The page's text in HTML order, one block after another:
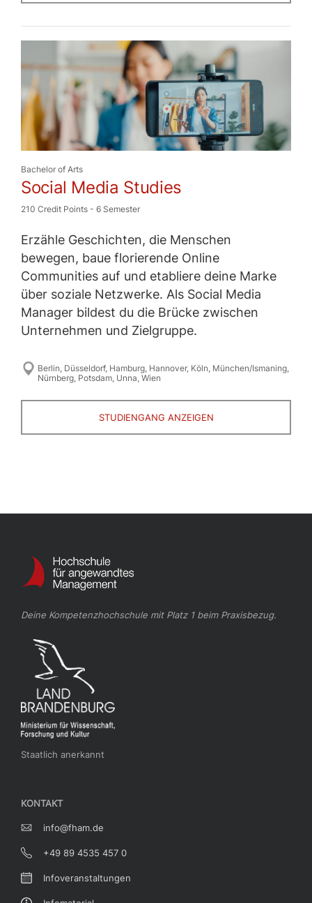
Bachelor of Arts
Social Media Studies
210 Credit Points- 6 Semester
Erzähle Geschichten, die Menschen
bewegen, baue florierende Online
Communities auf und etabliere deine Marke
über soziale Netzwerke. Als Social Media
Manager bildest du die Brücke zwischen
Unternehmen und Zielgruppe.
Berlin, Düsseldorf, Hamburg, Hannover, Köln, München/Ismaning,
Nürnberg, Potsdam, Unna, Wien
STUDIENGANG ANZEIGEN
Deine Kompetenzhochschule mit Platz 1 beim Praxisbezug.
Staatlich anerkannt
KONTAKT
info@fham.de
+49 89 4535 457 0
Infoveranstaltungen